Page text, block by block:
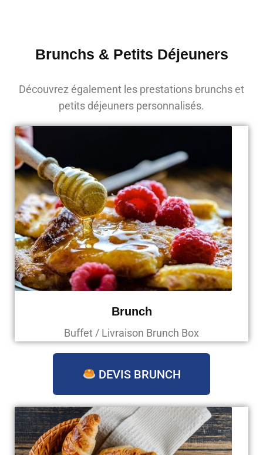
Brunchs & Petits Déjeuners
Découvrez également les prestations brunchs et
petits déjeuners personnalisés.
Brunch
Buffet / Livraison Brunch Box
DEVIS BRUNCH